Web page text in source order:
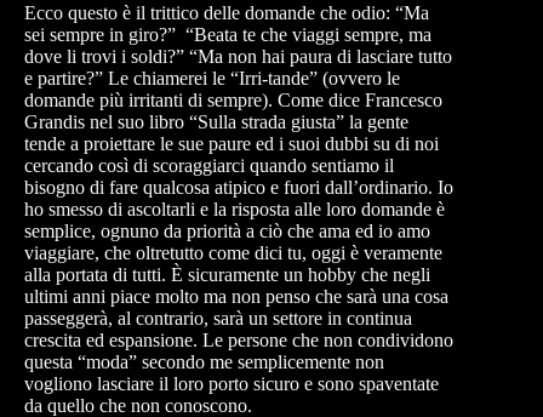
Ecco questo è il trittico delle domande che odio: “Ma
sei sempre in giro?” “Beata te che viaggi sempre, ma
dove li trovi i soldi?” “Ma non hai paura di lasciare tutto
e partire?” Le chiamerei le “Irri-tande” (ovvero le
domande più irritanti di sempre). Come dice Francesco
Grandis nel suo libro “Sulla strada giusta” la gente
tende a proiettare le sue paure ed i suoi dubbi su di noi
cercando così di scoraggiarci quando sentiamo il
bisogno di fare qualcosa atipico e fuori dall’ordinario. Io
ho smesso di ascoltarli e la risposta alle loro domande è
semplice, ognuno da priorità a ciò che ama ed io amo
viaggiare, che oltretutto come dici tu, oggi è veramente
alla portata di tutti. È sicuramente un hobby che negli
ultimi anni piace molto ma non penso che sarà una cosa
passeggerà, al contrario, sarà un settore in continua
crescita ed espansione. Le persone che non condividono
questa “moda” secondo me semplicemente non
vogliono lasciare il loro porto sicuro e sono spaventate
da quello che non conoscono.